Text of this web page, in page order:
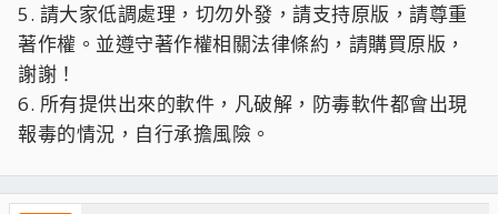
5. 請大家低調處理，切勿外發，請支持原版，請尊重
著作權。並遵守著作權相關法律條約，請購買原版，
謝謝！
6. 所有提供出來的軟件，凡破解，防毒軟件都會出現
報毒的情況，自行承擔風險。